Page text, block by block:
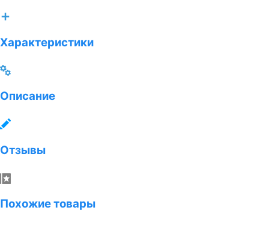
Характеристики
Описание
Отзывы
Похожие товары